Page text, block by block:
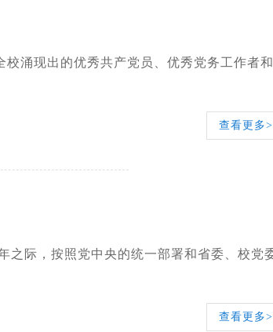
涌现出的优秀共产党员、优秀党务工作者
查看更多>
之际，按照党中央的统一部署和省委、校党
查看更多>